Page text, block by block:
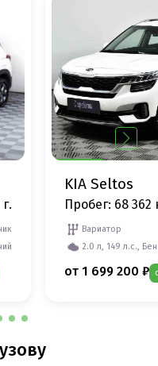
KIA Seltos
Пробег: 68 362
Вариатор
2.0 л, 149 л.с.,
от 1 699 200 ₽